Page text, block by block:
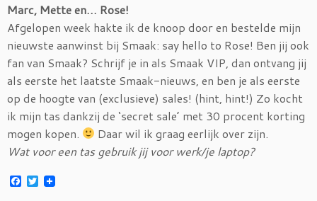
Marc, Mette en… Rose!
Afgelopen week hakte ik de knoop door en bestelde mijn
nieuwste aanwinst bij Smaak: say hello to Rose! Ben jij ook
fan van Smaak? Schrijf je in als Smaak VIP, dan ontvang jij
als eerste het laatste Smaak-nieuws, en ben je als eerste
op de hoogte van (exclusieve) sales! (hint, hint!) Zo kocht
ik mijn tas dankzij de ‘secret sale’ met 30 procent korting
mogen kopen.
Daar wil ik graag eerlijk over zijn.
Wat voor een tas gebruik jij voor werk/je laptop?
F
T
w